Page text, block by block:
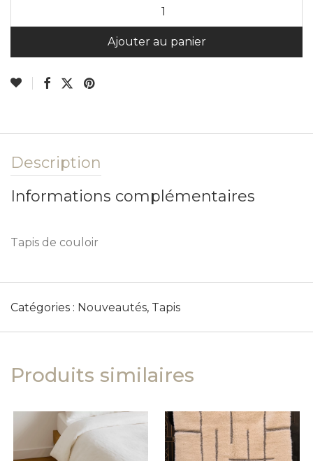
Ajouter au panier
Description
Informations complémentaires
Tapis de couloir
Catégories : Nouveautés, Tapis
Produits similaires